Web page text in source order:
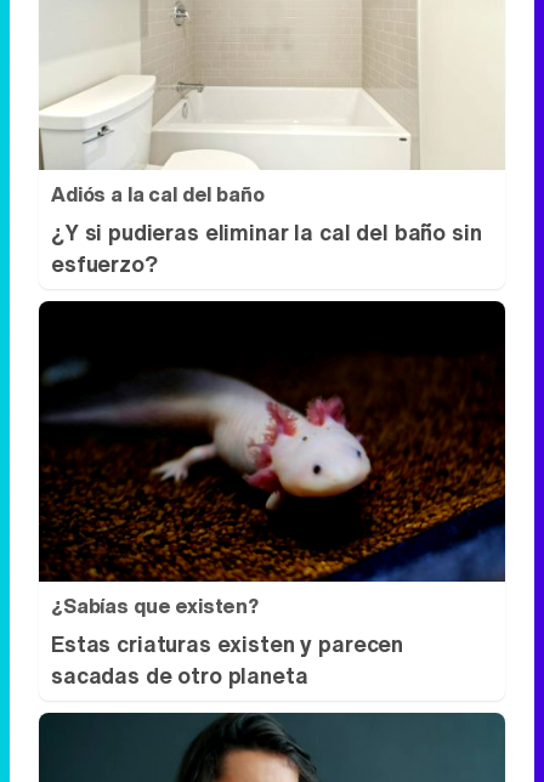
Adiós a la cal del baño
¿Y si pudieras eliminar la cal del baño sin
esfuerzo?
¿Sabías que existen?
Estas criaturas existen y parecen
sacadas de otro planeta